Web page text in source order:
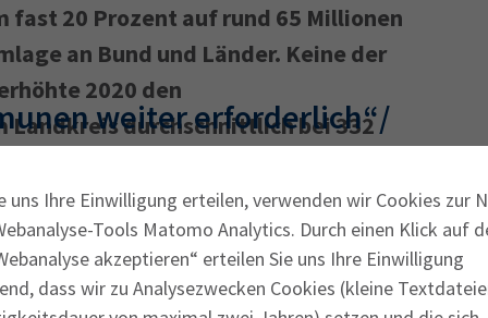
uns Ihre Einwilligung erteilen, verwenden wir Cookies zur
Tools Matomo Analytics. Durch einen Klick auf
akzeptieren“ erteilen Sie uns Ihre Einwilligung
dass wir zu Analysezwecken Cookies (kleine
fast 20 Prozent auf rund 65 Millionen
an Bund und Länder. Keine der
2020 den
Landkreis durchschnittlich bei 332
München und Oberbayern.
weiter erforderlich“/
Hebesatz unverändert bei 335 Prozent.
erhöhten im Vergleich zu 2019 ihre
Hebesatzes gab es nur in zwei